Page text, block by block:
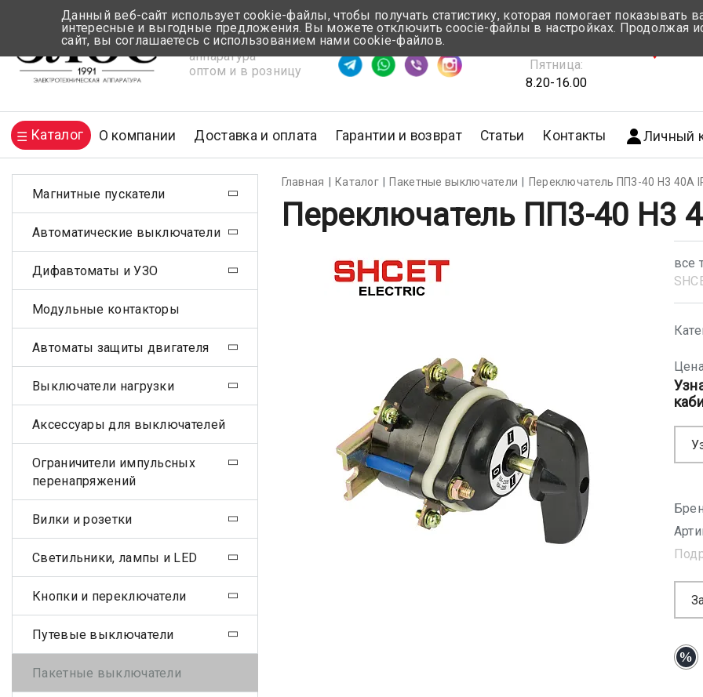
Электротехническая
аппаратура
оптом и в розницу
Время ответа ≈ 5 мин
Понедельник-Четверг:
Пятница:
8.20-16.00
Каталог О компании Доставка и оплата Гарантии и возврат Статьи Контакты Личный
Главная Каталог Пакетные выключатели Переключатель ПП3-40 Н3 40А
Переключатель ПП3-40 Н3
все
Магнитные пускатели
Автоматические выключатели
Дифавтоматы и УЗО
Модульные контакторы
Автоматы защиты двигателя
Выключатели нагрузки
Аксессуары для выключателей
Ограничители импульсных
перенапряжений
Вилки и розетки
Светильники, лампы и LED
Кнопки и переключатели
Путевые выключатели
Пакетные выключатели
Данный веб-сайт использует cookie-файлы, чтобы получать статистику, которая помогает показывать
интересные и выгодные предложения. Вы можете отключить coocie-файлы в настройках. Продолжая
сайт, вы соглашаетесь с использованием нами cookie-файлов.